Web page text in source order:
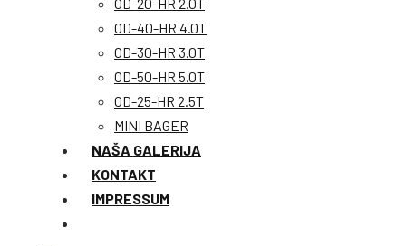
OD-40-HR 4.0T
OD-30-HR 3.0T
OD-50-HR 5.0T
OD-25-HR 2.5T
MINI BAGER
NAŠA GALERIJA
KONTAKT
IMPRESSUM